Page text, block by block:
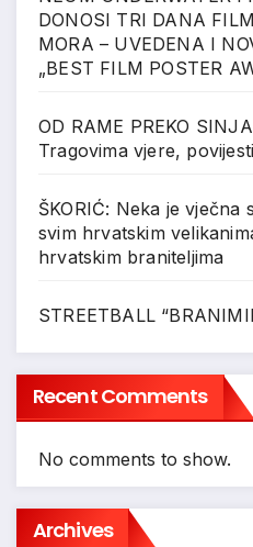
DONOSI TRI DANA
MORA – UVEDENA I
„BEST FILM POSTER
OD RAME PREKO
Tragovima vjere,
ŠKORIĆ: Neka je vječna
svim hrvatskim
hrvatskim braniteljima
STREETBALL
Recent Comments
No comments to show.
Archives